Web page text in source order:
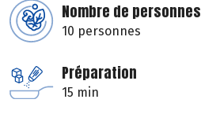
Nombre de personnes
10 personnes
Préparation
15 min